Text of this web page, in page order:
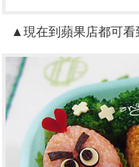
▲現在到蘋果店都可看